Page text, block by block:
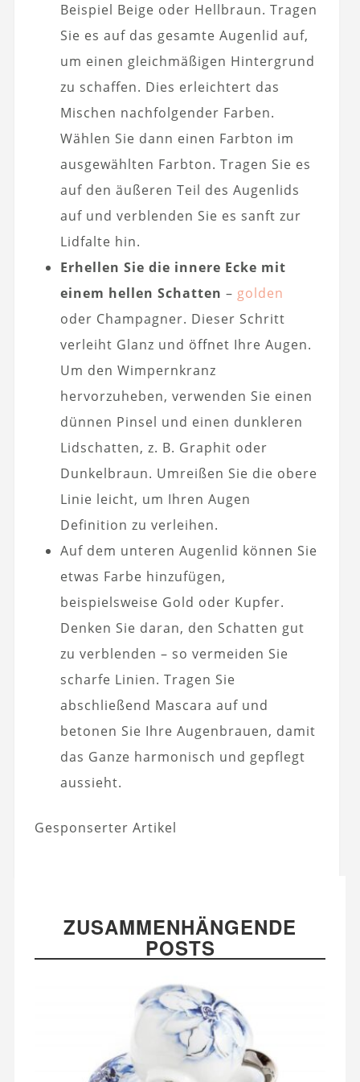
Beispiel Beige oder Hellbraun. Tragen
Sie es auf das gesamte Augenlid auf,
um einen gleichmäßigen Hintergrund
zu schaffen. Dies erleichtert das
Mischen nachfolgender Farben.
Wählen Sie dann einen Farbton im
ausgewählten Farbton. Tragen Sie es
auf den äußeren Teil des Augenlids
auf und verblenden Sie es sanft zur
Lidfalte hin.
Erhellen Sie die innere Ecke mit
einem hellen Schatten – golden
oder Champagner. Dieser Schritt
verleiht Glanz und öffnet Ihre Augen.
Um den Wimpernkranz
hervorzuheben, verwenden Sie einen
dünnen Pinsel und einen dunkleren
Lidschatten, z. B. Graphit oder
Dunkelbraun. Umreißen Sie die obere
Linie leicht, um Ihren Augen
Definition zu verleihen.
Auf dem unteren Augenlid können Sie
etwas Farbe hinzufügen,
beispielsweise Gold oder Kupfer.
Denken Sie daran, den Schatten gut
zu verblenden – so vermeiden Sie
scharfe Linien. Tragen Sie
abschließend Mascara auf und
betonen Sie Ihre Augenbrauen, damit
das Ganze harmonisch und gepflegt
aussieht.
Gesponserter Artikel
ZUSAMMENHÄNGENDE
POSTS